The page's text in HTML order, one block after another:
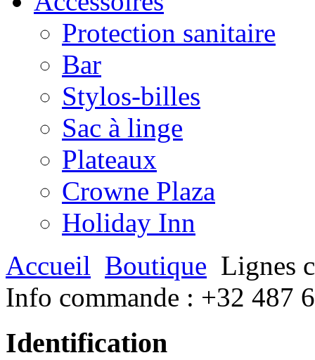
Protection sanitaire
Bar
Stylos-billes
Sac à linge
Plateaux
Crowne Plaza
Holiday Inn
Accueil Boutique Lignes
Info commande : +32 487
Identification